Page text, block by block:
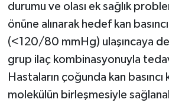
durumu ve olası ek sağlık
önüne alınarak hedef kan
(<120/80 mmHg) ulaşıncaya
grup ilaç kombinasyonuyla
Hastaların çoğunda kan
molekülün birleşmesiyle